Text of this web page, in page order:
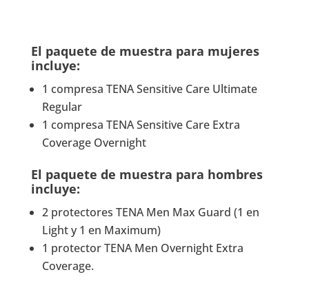
El paquete de muestra para mujeres
incluye:
1 compresa TENA Sensitive Care Ultimate
Regular
1 compresa TENA Sensitive Care Extra
Coverage Overnight
El paquete de muestra para hombres
incluye:
2 protectores TENA Men Max Guard (1 en
Light y 1 en Maximum)
1 protector TENA Men Overnight Extra
Coverage.